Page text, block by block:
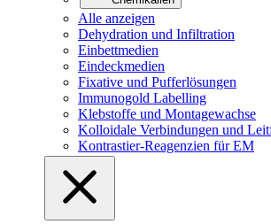
Alle anzeigen
Dehydration und Infiltration
Einbettmedien
Eindeckmedien
Fixative und Pufferlösungen
Immunogold Labelling
Klebstoffe und Montagewachse
Kolloidale Verbindungen und
Kontrastier-Reagenzien für EM